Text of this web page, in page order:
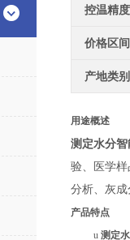
控温精度
价格区间
产地类别
用途概述
测定水分
验、医学
分析、灰
产品特点
u 测定